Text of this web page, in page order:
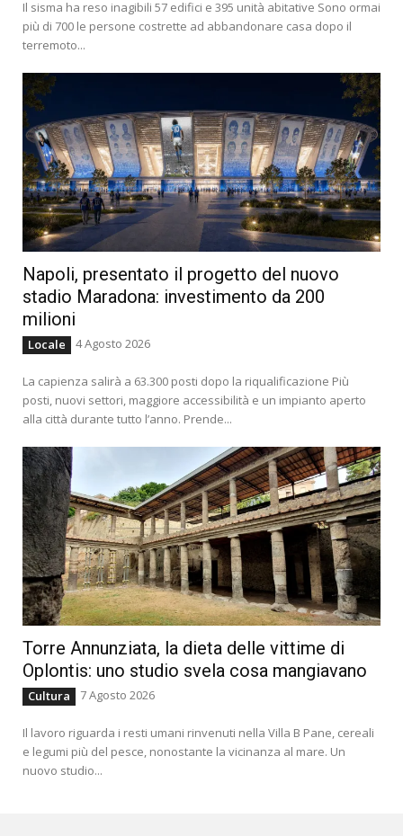
Il sisma ha reso inagibili 57 edifici e 395 unità abitative Sono ormai
più di 700 le persone costrette ad abbandonare casa dopo il
terremoto...
Napoli, presentato il progetto del nuovo
stadio Maradona: investimento da 200
milioni
Locale 4 Agosto 2026
La capienza salirà a 63.300 posti dopo la riqualificazione Più
posti, nuovi settori, maggiore accessibilità e un impianto aperto
alla città durante tutto l’anno. Prende...
Torre Annunziata, la dieta delle vittime di
Oplontis: uno studio svela cosa mangiavano
Cultura 7 Agosto 2026
Il lavoro riguarda i resti umani rinvenuti nella Villa B Pane, cereali
e legumi più del pesce, nonostante la vicinanza al mare. Un
nuovo studio...